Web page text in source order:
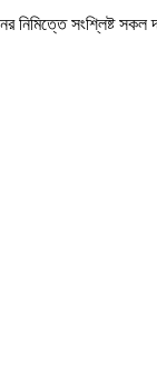
নিমিত্তে সংশ্লিষ্ট